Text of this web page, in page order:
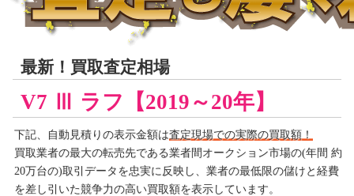
最新！買取査定相場
V7 Ⅲ ラフ【2019～20年】
下記、自動見積りの表示金額は査定現場での実際の買取額！
買取業者の最大の転売先である業者間オークション市場の(年間 約
20万台の)取引データを忠実に反映し、業者の最低限の儲けと経費
を差し引いた競争力の高い買取額を表示しています。